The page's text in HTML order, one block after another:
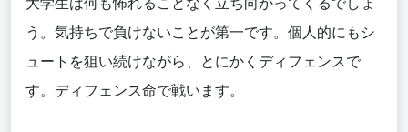
大学生は何も怖れることなく立ち向かってくるでしょ
う。気持ちで負けないことが第一です。個人的にもシ
ュートを狙い続けながら、とにかくディフェンスで
す。ディフェンス命で戦います。